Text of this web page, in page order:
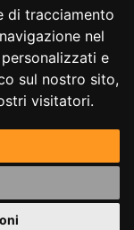
di tracciamento
nel
e
sul nostro sito,
visitatori.
diritti riservati.